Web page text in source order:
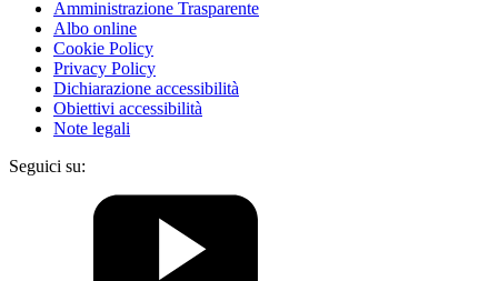
Amministrazione Trasparente
Albo online
Cookie Policy
Privacy Policy
Dichiarazione accessibilità
Obiettivi accessibilità
Note legali
Seguici su: